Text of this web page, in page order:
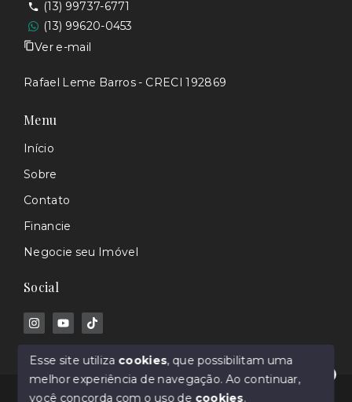
Olá! Estamos disponíveis para te ajudar.
(13) 99737-6771
(13) 99620-0453
Ver e-mail
Rafael Leme Barros - CRECI 192869
Menu
Início
Sobre
Contato
Financie
Negocie seu Imóvel
Social
© Copyright 2026 - Rafael Barros - Corretor de
Esse site utiliza cookies, que possibilitam uma
melhor experiência de navegação.Ao continuar,
você concorda com o uso de cookies.